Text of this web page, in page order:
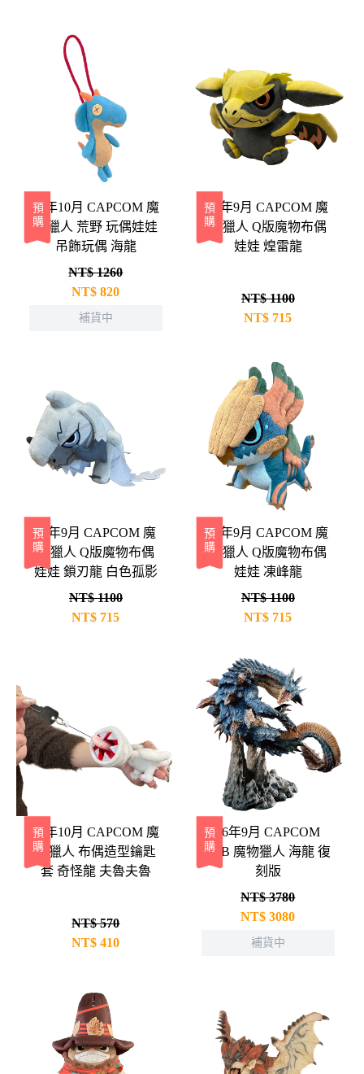
預購
26年10月 CAPCOM 魔
物獵人 荒野 玩偶娃娃
吊飾玩偶 海龍
NT$ 1260
NT$ 820
補貨中
預購
26年9月 CAPCOM 魔
物獵人 Q版魔物布偶
娃娃 煌雷龍
NT$ 1100
NT$ 715
預購
26年9月 CAPCOM 魔
物獵人 Q版魔物布偶
娃娃 鎖刃龍 白色孤影
NT$ 1100
NT$ 715
預購
26年9月 CAPCOM 魔
物獵人 Q版魔物布偶
娃娃 凍峰龍
NT$ 1100
NT$ 715
預購
26年10月 CAPCOM 魔
物獵人 布偶造型鑰匙
套 奇怪龍 夫魯夫魯
NT$ 570
NT$ 410
預購 26年9月 CAPCOM
CFB 魔物獵人 海龍 復
刻版
NT$ 3780
NT$ 3080
補貨中